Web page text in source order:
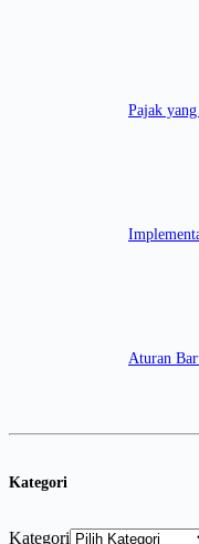
Pajak
Aturan
Kategori
Kategori